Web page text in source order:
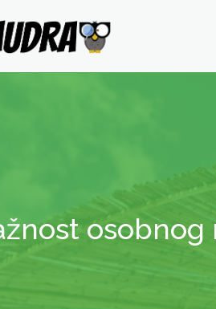
osobnog